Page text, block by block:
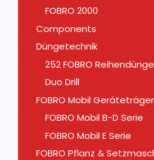
FOBRO 2000
Components
Düngetechnik
252 FOBRO
Duo Drill
FOBRO Mobil Geräteträger
FOBRO Mobil B-D Serie
FOBRO Mobil E Serie
FOBRO Pflanz &